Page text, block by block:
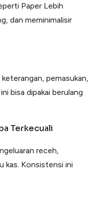
Paper Lebih
dan meminimalisir
pemasukan,
bisa dipakai berulang
Terkecuali
receh,
kas. Konsistensi ini